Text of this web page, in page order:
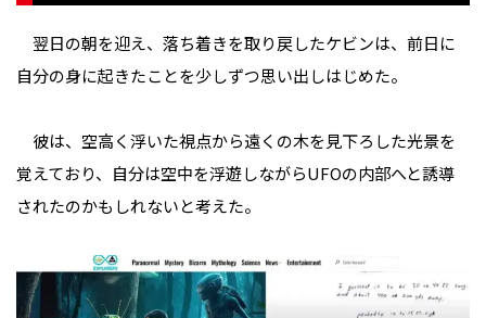
翌日の朝を迎え、落ち着きを取り戻したケビンは、前日に
自分の身に起きたことを少しずつ思い出しはじめた。
彼は、空高く浮いた視点から遠くの木を見下ろした光景を
覚えており、自分は空中を浮遊しながらUFOの内部へと誘導
されたのかもしれないと考えた。